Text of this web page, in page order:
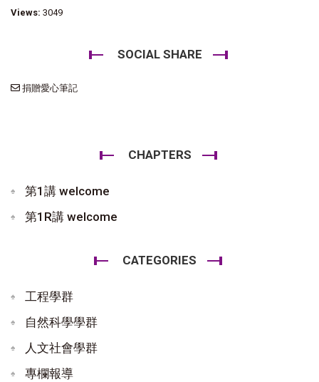
Views: 3049
SOCIAL SHARE
捐贈愛心筆記
CHAPTERS
第1講 welcome
第1R講 welcome
CATEGORIES
工程學群
自然科學學群
人文社會學群
專欄報導